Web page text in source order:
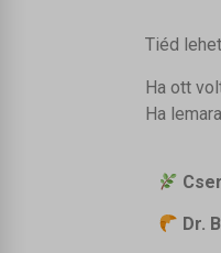
Tiéd
Ha ott
Ha
Dr.